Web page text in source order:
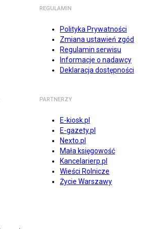
REGULAMIN
Polityka Prywatności
Zmiana ustawień zgód
Regulamin serwisu
Informacje o nadawcy
Deklaracja dostępności
PARTNERZY
E-kiosk.pl
E-gazety.pl
Nexto.pl
Mała księgowość
Kancelarierp.pl
Wieści Rolnicze
Życie Warszawy